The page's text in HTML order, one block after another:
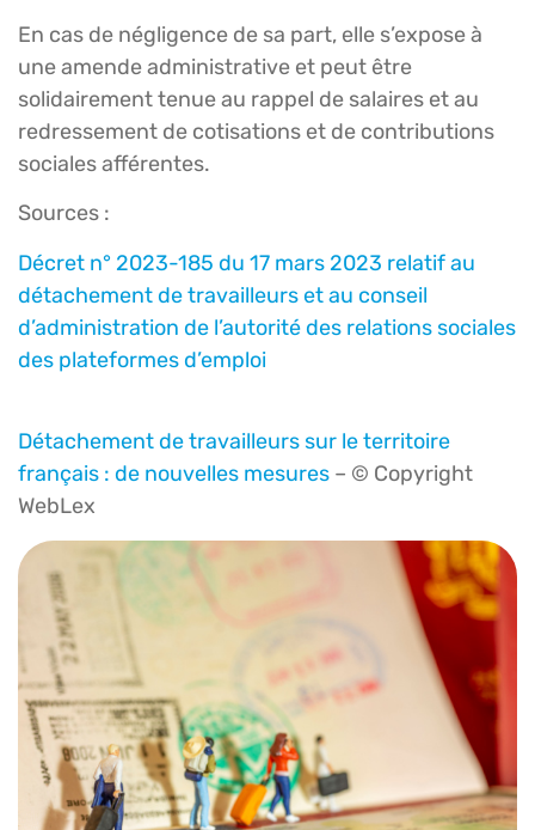
En cas de négligence de sa part, elle s’expose à
une amende administrative et peut être
solidairement tenue au rappel de salaires et au
redressement de cotisations et de contributions
sociales afférentes.
Sources :
Décret n° 2023-185 du 17 mars 2023 relatif au
détachement de travailleurs et au conseil
d’administration de l’autorité des relations sociales
des plateformes d’emploi
Détachement de travailleurs sur le territoire
français : de nouvelles mesures – © Copyright
WebLex